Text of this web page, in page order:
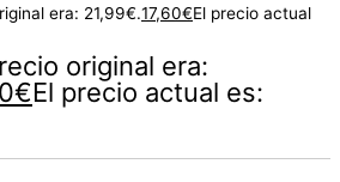
era: 21,99€.17,60€El precio actual
original era:
€El precio actual es: